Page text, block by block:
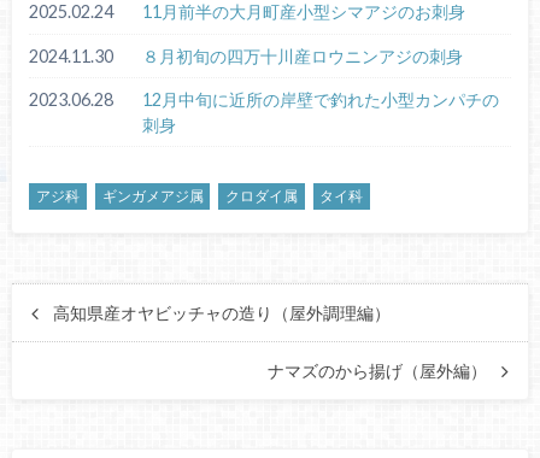
2025.02.24 11月前半の大月町産小型シマアジのお刺身
2024.11.30 ８月初旬の四万十川産ロウニンアジの刺身
2023.06.28
12月中旬に近所の岸壁で釣れた小型カンパチの
刺身
アジ科 ギンガメアジ属 クロダイ属 タイ科
高知県産オヤビッチャの造り（屋外調理編）
ナマズのから揚げ（屋外編）